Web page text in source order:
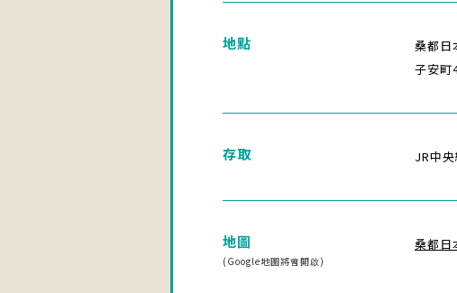
地點
桑都日
子安町
存取 JR中
地圖
(Google地圖將會開啟)
桑都日